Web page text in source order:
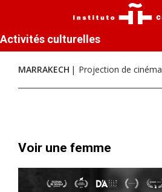
Activités culturelles
MARRAKECH Projection de cinéma
Voir une femme